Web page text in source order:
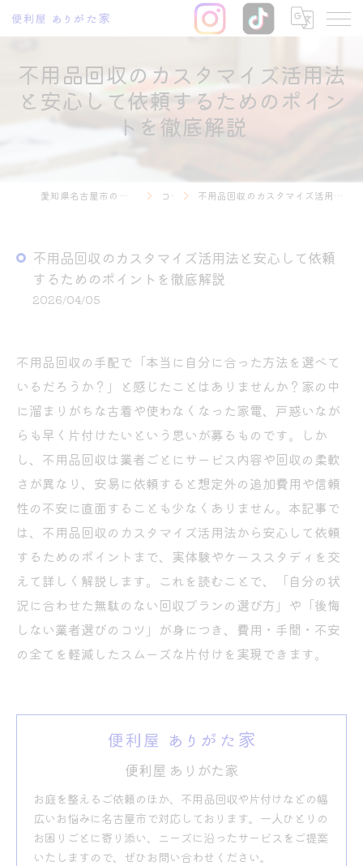
不用品回収のカスタマイズ活用法
と安心して依頼するためのポイン
トを徹底解説
愛知県名古屋市の不用品回収なら便利屋 ありがた家 コラム 不用品回収のカスタマイズ活用法と安心して依頼するためのポイントを徹底解説
不用品回収のカスタマイズ活用法と安心して依頼
するためのポイントを徹底解説
2026/04/05
不用品回収の手配で「本当に自分に合った方法を選べて
いるだろうか？」と感じたことはありませんか？家の中
に溜まりがちな古着や使わなくなった家電、戸惑いなが
らも早く片付けたいという思いが募るものです。しか
し、不用品回収は業者ごとにサービス内容や回収の柔軟
さが異なり、安易に依頼すると想定外の追加費用や信頼
性の不安に直面することも少なくありません。本記事で
は、不用品回収のカスタマイズ活用法から安心して依頼
するためのポイントまで、実体験やケーススタディを交
えて詳しく解説します。これを読むことで、「自分の状
況に合わせた無駄のない回収プランの選び方」や「後悔
しない業者選びのコツ」が身につき、費用・手間・不安
の全てを軽減したスムーズな片付けを実現できます。
便利屋 ありがた家
お庭を整えるご依頼のほか、不用品回収や片付けなどの幅
広いお悩みに名古屋市で対応しております。一人ひとりの
お困りごとに寄り添い、ニーズに沿ったサービスをご提案
いたしますので、ぜひお問い合わせください。